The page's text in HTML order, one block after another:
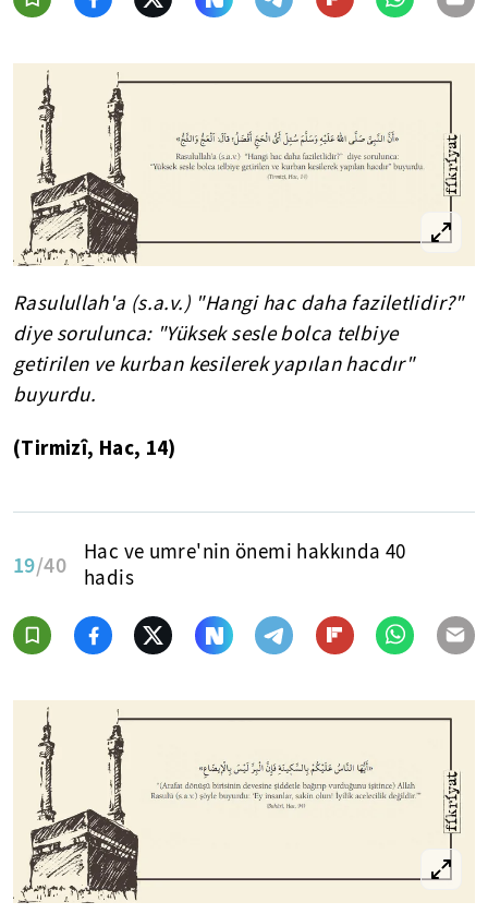
Rasulullah'a (s.a.v.) "Hangi hac daha faziletlidir?"
diye sorulunca: "Yüksek sesle bolca telbiye
getirilen ve kurban kesilerek yapılan hacdır"
buyurdu.
(Tirmizî, Hac, 14)
19/40
Hac ve umre'nin önemi hakkında 40
hadis